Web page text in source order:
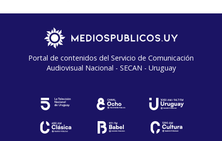
Portal de contenidos del Servicio de Comunicación
Audiovisual Nacional - SECAN - Uruguay